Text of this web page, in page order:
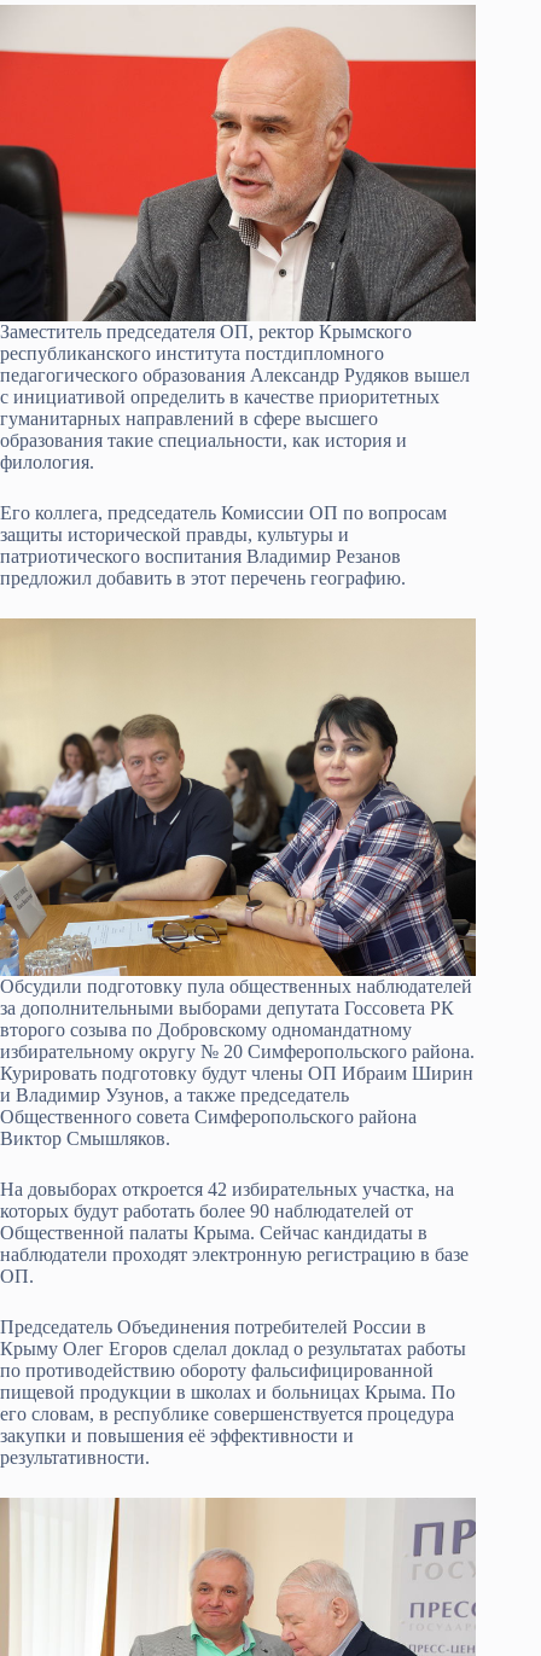
Заместитель председателя ОП, ректор Крымского
республиканского института постдипломного
педагогического образования Александр Рудяков вышел
с инициативой определить в качестве приоритетных
гуманитарных направлений в сфере высшего
образования такие специальности, как история и
филология.
Его коллега, председатель Комиссии ОП по вопросам
защиты исторической правды, культуры и
патриотического воспитания Владимир Резанов
предложил добавить в этот перечень географию.
Обсудили подготовку пула общественных наблюдателей
за дополнительными выборами депутата Госсовета РК
второго созыва по Добровскому одномандатному
избирательному округу № 20 Симферопольского района.
Курировать подготовку будут члены ОП Ибраим Ширин
и Владимир Узунов, а также председатель
Общественного совета Симферопольского района
Виктор Смышляков.
На довыборах откроется 42 избирательных участка, на
которых будут работать более 90 наблюдателей от
Общественной палаты Крыма. Сейчас кандидаты в
наблюдатели проходят электронную регистрацию в базе
ОП.
Председатель Объединения потребителей России в
Крыму Олег Егоров сделал доклад о результатах работы
по противодействию обороту фальсифицированной
пищевой продукции в школах и больницах Крыма. По
его словам, в республике совершенствуется процедура
закупки и повышения её эффективности и
результативности.